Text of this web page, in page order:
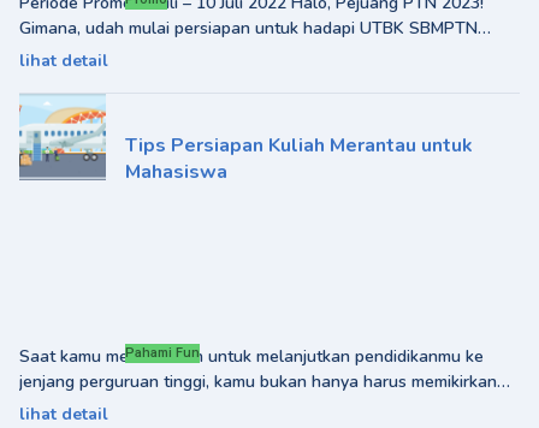
Gimana, udah mulai persiapan untuk hadapi UTBK SBMPTN
2023 belum, nih? Hah, masih
lihat detail
Pahami Fun
Tips Persiapan Kuliah Merantau untuk
Mahasiswa
Saat kamu memutuskan untuk melanjutkan pendidikanmu ke
jenjang perguruan tinggi, kamu bukan hanya harus memikirkan
program studi (prodi) apa yang sesuai dengan minat bakatmu.
lihat detail